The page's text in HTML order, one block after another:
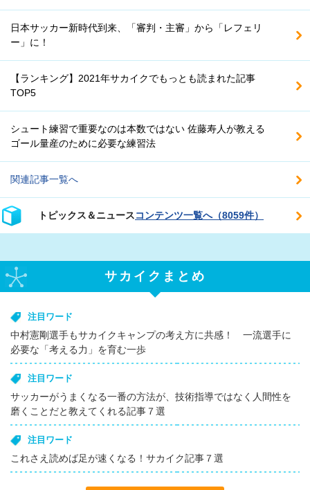
日本サッカー新時代到来、「審判・主審」から「レフェリ
ー」に！
【ランキング】2021年サカイクでもっとも読まれた記事
TOP5
シュート練習で重要なのは本数ではない 佐藤寿人が教える
ゴール量産のために必要な練習法
関連記事一覧へ
トピックス＆ニュースコンテンツ一覧へ（8059件）
サカイクまとめ
注目ワード
中村憲剛選手もサカイクキャンプの考え方に共感！ 一流選手に
必要な「考える力」を育む一歩
注目ワード
サッカーがうまくなる一番の方法が、技術指導ではなく人間性を
磨くことだと教えてくれる記事７選
注目ワード
これさえ読めば足が速くなる！サカイク記事７選